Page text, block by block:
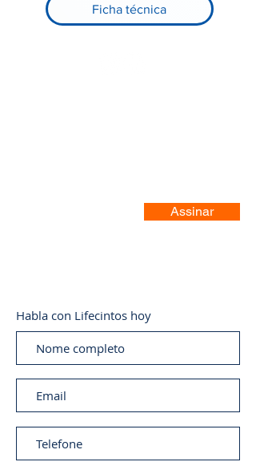
Ficha técnica
Assinar
Habla con Lifecintos hoy